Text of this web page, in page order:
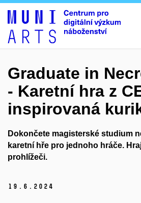
Graduate in
- Karetní hra z
inspirovaná
Dokončete magisterské studium
karetní hře pro jednoho hráče.
prohlížeči.
19. 6. 2024